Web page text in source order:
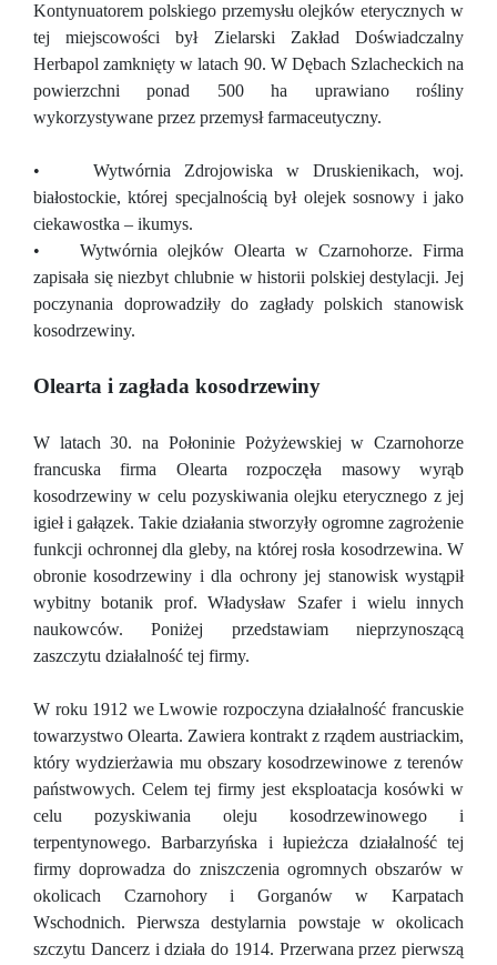
Kontynuatorem polskiego przemysłu olejków eterycznych w
tej miejscowości był Zielarski Zakład Doświadczalny
Herbapol zamknięty w latach 90. W Dębach Szlacheckich na
powierzchni ponad 500 ha uprawiano rośliny
wykorzystywane przez przemysł farmaceutyczny.
• Wytwórnia Zdrojowiska w Druskienikach, woj.
białostockie, której specjalnością był olejek sosnowy i jako
ciekawostka – ikumys.
• Wytwórnia olejków Olearta w Czarnohorze. Firma
zapisała się niezbyt chlubnie w historii polskiej destylacji. Jej
poczynania doprowadziły do zagłady polskich stanowisk
kosodrzewiny.
Olearta i zagłada kosodrzewiny
W latach 30. na Połoninie Pożyżewskiej w Czarnohorze
francuska firma Olearta rozpoczęła masowy wyrąb
kosodrzewiny w celu pozyskiwania olejku eterycznego z jej
igieł i gałązek. Takie działania stworzyły ogromne zagrożenie
funkcji ochronnej dla gleby, na której rosła kosodrzewina. W
obronie kosodrzewiny i dla ochrony jej stanowisk wystąpił
wybitny botanik prof. Władysław Szafer i wielu innych
naukowców. Poniżej przedstawiam nieprzynoszącą
zaszczytu działalność tej firmy.
W roku 1912 we Lwowie rozpoczyna działalność francuskie
towarzystwo Olearta. Zawiera kontrakt z rządem austriackim,
który wydzierżawia mu obszary kosodrzewinowe z terenów
państwowych. Celem tej firmy jest eksploatacja kosówki w
celu pozyskiwania oleju kosodrzewinowego i
terpentynowego. Barbarzyńska i łupieżcza działalność tej
firmy doprowadza do zniszczenia ogromnych obszarów w
okolicach Czarnohory i Gorganów w Karpatach
Wschodnich. Pierwsza destylarnia powstaje w okolicach
szczytu Dancerz i działa do 1914. Przerwana przez pierwszą